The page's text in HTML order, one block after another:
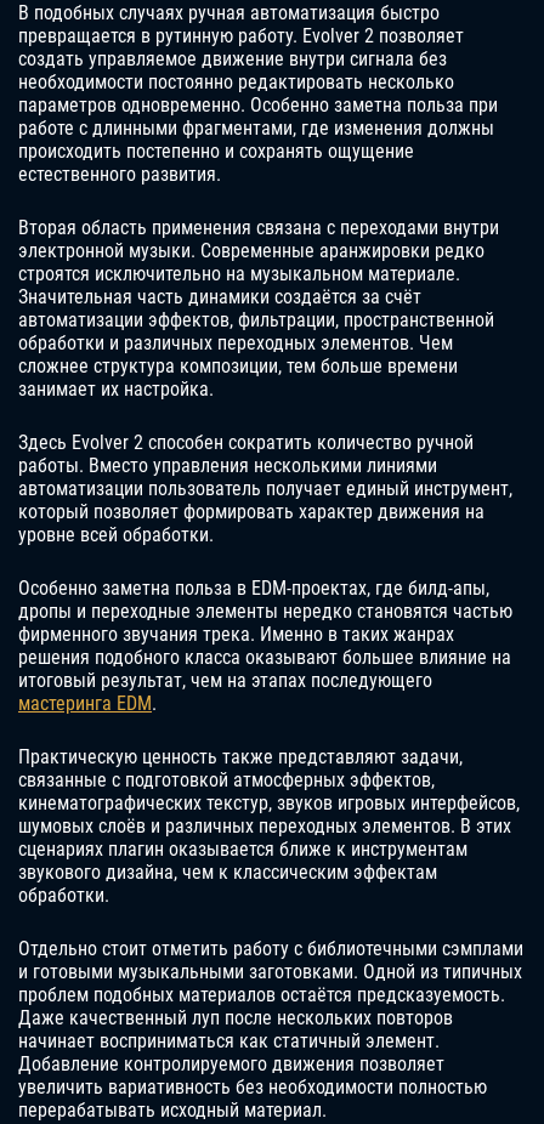
В подобных случаях ручная автоматизация быстро
превращается в рутинную работу. Evolver 2 позволяет
создать управляемое движение внутри сигнала без
необходимости постоянно редактировать несколько
параметров одновременно. Особенно заметна польза при
работе с длинными фрагментами, где изменения должны
происходить постепенно и сохранять ощущение
естественного развития.
Вторая область применения связана с переходами внутри
электронной музыки. Современные аранжировки редко
строятся исключительно на музыкальном материале.
Значительная часть динамики создаётся за счёт
автоматизации эффектов, фильтрации, пространственной
обработки и различных переходных элементов. Чем
сложнее структура композиции, тем больше времени
занимает их настройка.
Здесь Evolver 2 способен сократить количество ручной
работы. Вместо управления несколькими линиями
автоматизации пользователь получает единый инструмент,
который позволяет формировать характер движения на
уровне всей обработки.
Особенно заметна польза в EDM-проектах, где билд-апы,
дропы и переходные элементы нередко становятся частью
фирменного звучания трека. Именно в таких жанрах
решения подобного класса оказывают большее влияние на
итоговый результат, чем на этапах последующего
мастеринга EDM.
Практическую ценность также представляют задачи,
связанные с подготовкой атмосферных эффектов,
кинематографических текстур, звуков игровых интерфейсов,
шумовых слоёв и различных переходных элементов. В этих
сценариях плагин оказывается ближе к инструментам
звукового дизайна, чем к классическим эффектам
обработки.
Отдельно стоит отметить работу с библиотечными сэмплами
и готовыми музыкальными заготовками. Одной из типичных
проблем подобных материалов остаётся предсказуемость.
Даже качественный луп после нескольких повторов
начинает восприниматься как статичный элемент.
Добавление контролируемого движения позволяет
увеличить вариативность без необходимости полностью
перерабатывать исходный материал.